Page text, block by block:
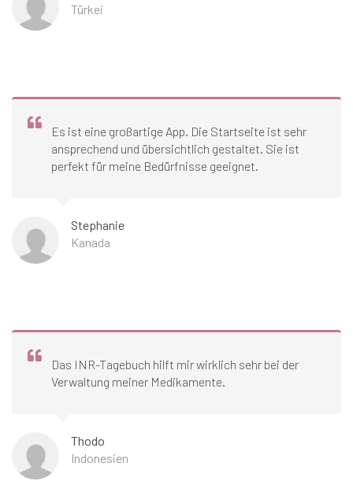
Türkei
Es ist eine großartige App. Die Startseite ist sehr
ansprechend und übersichtlich gestaltet. Sie ist
perfekt für meine Bedürfnisse geeignet.
Stephanie
Kanada
Das INR-Tagebuch hilft mir wirklich sehr bei der
Verwaltung meiner Medikamente.
Thodo
Indonesien